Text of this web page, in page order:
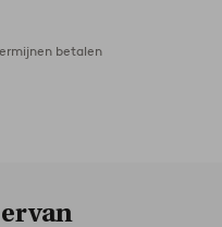
betalen